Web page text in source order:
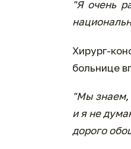
"Я очень
Хирург-
больнице
"Мы знаем,
и я не
дорого